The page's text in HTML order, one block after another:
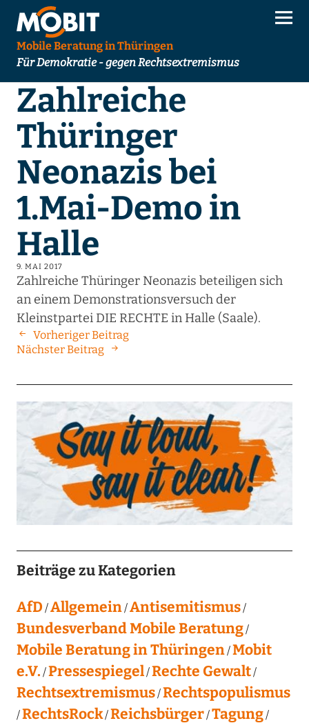
Mobile Beratung in Thüringen
Für Demokratie - gegen Rechtsextremismus
Zahlreiche
Thüringer
Neonazis bei
1.Mai-Demo in
Halle
9. MAI 2017
Zahlreiche Thüringer Neonazis beteiligen sich
an einem Demonstrationsversuch der
Kleinstpartei DIE RECHTE in Halle (Saale).
Vorheriger Beitrag
Nächster Beitrag
Beiträge zu Kategorien
AfD Allgemein Antisemitismus
Bundesverband Mobile Beratung
Mobile Beratung in Thüringen Mobit
e.V. Pressespiegel Rechte Gewalt
Rechtsextremismus Rechtspopulismus
RechtsRock Reichsbürger Tagung